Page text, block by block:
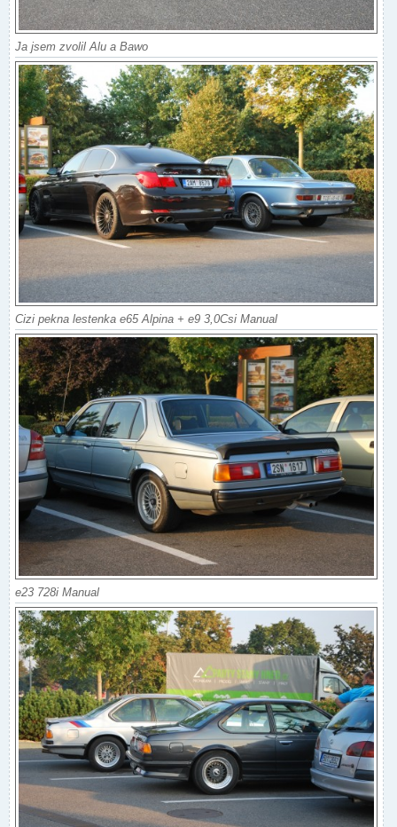
Ja jsem zvolil Alu a Bawo
Cizi pekna lestenka e65 Alpina + e9 3,0Csi Manual
e23 728i Manual